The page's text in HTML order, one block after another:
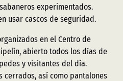
experimentados.
usar cascos de seguridad.
en el Centro de
abierto todos los días de
y visitantes del día.
cerrados, así como pantalones